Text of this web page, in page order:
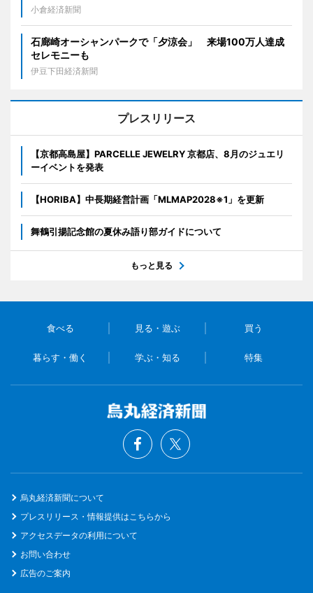
小倉経済新聞
石廊崎オーシャンパークで「夕涼会」 来場100万人達成
セレモニーも
伊豆下田経済新聞
プレスリリース
【京都高島屋】PARCELLE JEWELRY 京都店、8月のジュエリ
ーイベントを発表
【HORIBA】中長期経営計画「MLMAP2028※1」を更新
舞鶴引揚記念館の夏休み語り部ガイドについて
もっと見る
食べる 見る・遊ぶ 買う
暮らす・働く 学ぶ・知る 特集
烏丸経済新聞について
プレスリリース・情報提供はこちらから
アクセスデータの利用について
お問い合わせ
広告のご案内